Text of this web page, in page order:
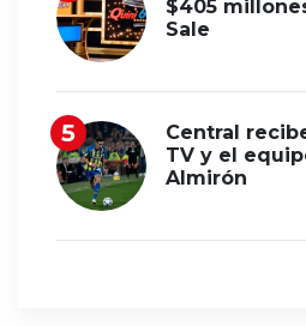
$405
Sale
Central
TV y el
Almirón